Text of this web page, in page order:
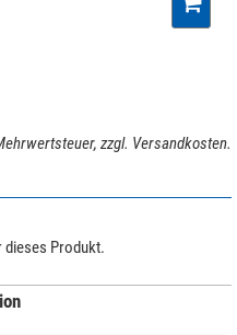
zzgl. Versandkosten.
dieses Produkt.